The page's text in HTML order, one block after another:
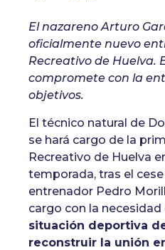
El nazareno Arturo
oficialmente nuevo
Recreativo de Huelva.
compromete con la
objetivos.
El técnico natural de
se hará cargo de la
Recreativo de Huelva
temporada, tras el
entrenador Pedro
cargo con la necesidad
situación deportiva
reconstruir la unión